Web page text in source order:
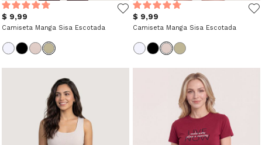
$ 9,99
Camiseta Manga Sisa Escotada
$ 9,99
Camiseta Manga Sisa Escotada